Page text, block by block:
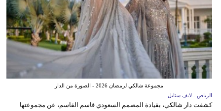
مجموعة شالكي لرمضان 2026 - الصورة من الدار
الرياض - لايف ستايل
كشفت دار شالكي، بقيادة المصمم السعودي قاسم القاسم، عن مجموعتها